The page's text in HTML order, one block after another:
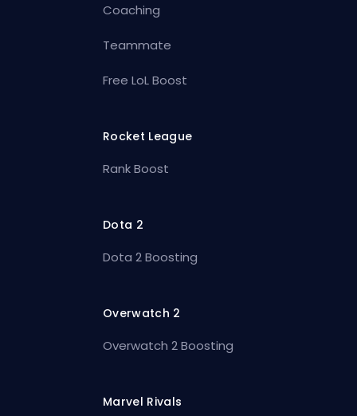
Coaching
Teammate
Free LoL Boost
Rocket League
Rank Boost
Dota 2
Dota 2 Boosting
Overwatch 2
Overwatch 2 Boosting
Marvel Rivals